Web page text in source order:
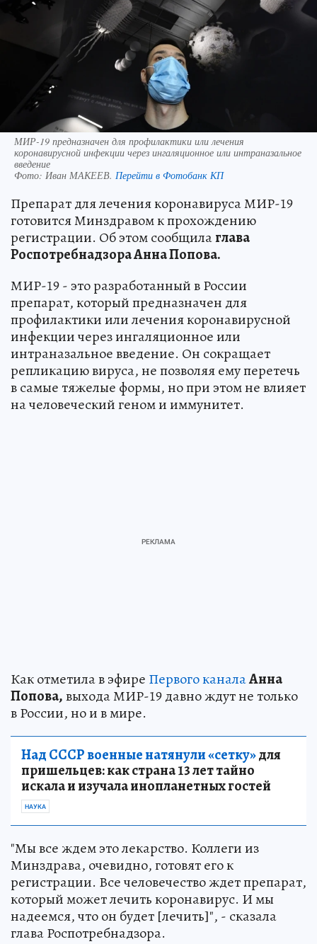
МИР-19 предназначен для профилактики или лечения
коронавирусной инфекции через ингаляционное или интраназальное
введение
Фото: Иван МАКЕЕВ. Перейти в Фотобанк КП
Препарат для лечения коронавируса МИР-19
готовится Минздравом к прохождению
регистрации. Об этом сообщилаглава
Роспотребнадзора Анна Попова.
МИР-19 - это разработанный в России
препарат, который предназначен для
профилактики или лечения коронавирусной
инфекции через ингаляционное или
интраназальное введение. Он сокращает
репликацию вируса, не позволяя ему перетечь
в самые тяжелые формы, но при этом не влияет
на человеческий геном и иммунитет.
Как отметила в эфире Первого каналаАнна
Попова,выхода МИР-19 давно ждут не только
в России, но и в мире.
Над СССР военные натянули «сетку»для
пришельцев: как страна 13 лет тайно
искала и изучала инопланетных гостей
НАУКА
"Мы все ждем это лекарство. Коллеги из
Минздрава, очевидно, готовят его к
регистрации. Все человечество ждет препарат,
который может лечить коронавирус. И мы
надеемся, что он будет [лечить]", - сказала
глава Роспотребнадзора.